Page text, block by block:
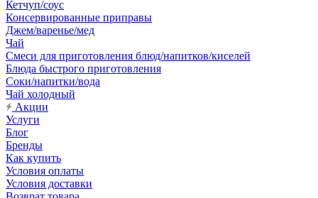
Кетчуп/соус
Консервированные приправы
Джем/варенье/мед
Чай
Смеси для приготовления блюд/напитков/киселей
Блюда быстрого приготовления
Соки/напитки/вода
Чай холодный
Акции
Услуги
Блог
Бренды
Как купить
Условия оплаты
Условия доставки